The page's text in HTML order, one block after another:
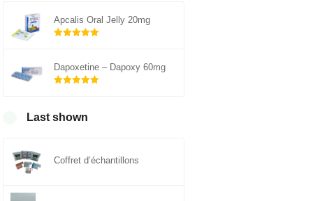
Apcalis Oral Jelly 20mg
Dapoxetine – Dapoxy 60mg
Last shown
Coffret d’échantillons